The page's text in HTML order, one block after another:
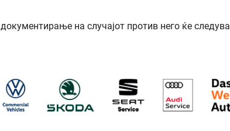
на случајот против него ќе следува